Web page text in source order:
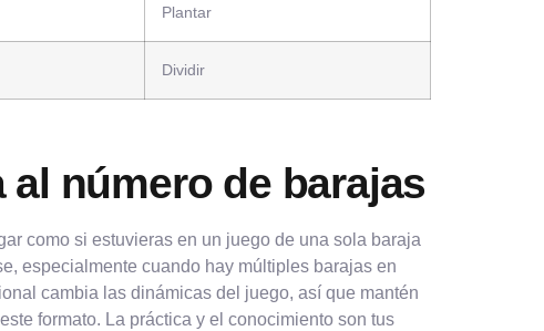
Plantar
Dividir
número de barajas
como si estuvieras en un juego de una sola baraja
especialmente cuando hay múltiples barajas en
cambia las dinámicas del juego, así que mantén
formato. La práctica y el conocimiento son tus